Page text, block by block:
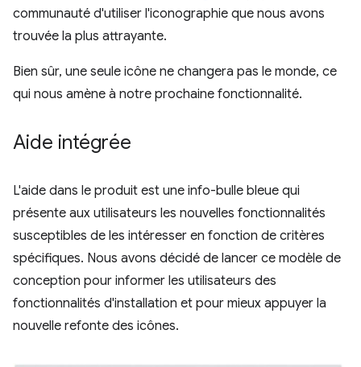
communauté d'utiliser l'iconographie que nous avons
trouvée la plus attrayante.
Bien sûr, une seule icône ne changera pas le monde, ce
qui nous amène à notre prochaine fonctionnalité.
Aide intégrée
L'aide dans le produit est une info-bulle bleue qui
présente aux utilisateurs les nouvelles fonctionnalités
susceptibles de les intéresser en fonction de critères
spécifiques. Nous avons décidé de lancer ce modèle de
conception pour informer les utilisateurs des
fonctionnalités d'installation et pour mieux appuyer la
nouvelle refonte des icônes.